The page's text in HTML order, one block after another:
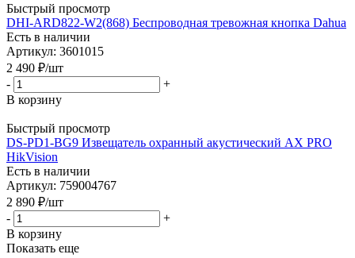
Быстрый просмотр
DHI-ARD822-W2(868) Беспроводная тревожная кнопка Dahua
Есть в наличии
Артикул: 3601015
2 490 ₽/шт
-
+
В корзину
Быстрый просмотр
DS-PD1-BG9 Извещатель охранный акустический AX PRO
HikVision
Есть в наличии
Артикул: 759004767
2 890 ₽/шт
-
+
В корзину
Показать еще